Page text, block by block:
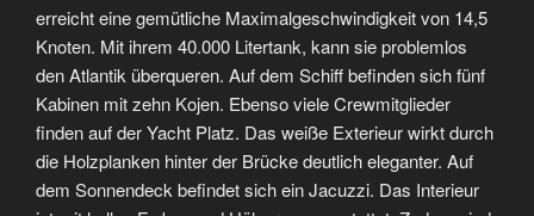
erreicht eine gemütliche Maximalgeschwindigkeit von 14,5
Knoten. Mit ihrem 40.000 Litertank, kann sie problemlos
den Atlantik überqueren. Auf dem Schiff befinden sich fünf
Kabinen mit zehn Kojen. Ebenso viele Crewmitglieder
finden auf der Yacht Platz. Das weiße Exterieur wirkt durch
die Holzplanken hinter der Brücke deutlich eleganter. Auf
dem Sonnendeck befindet sich ein Jacuzzi. Das Interieur